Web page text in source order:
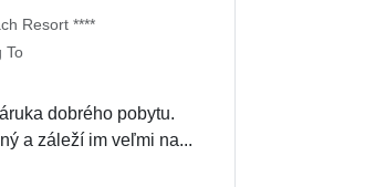
Resort ****
To
dobrého pobytu.
a záleží im veľmi na...